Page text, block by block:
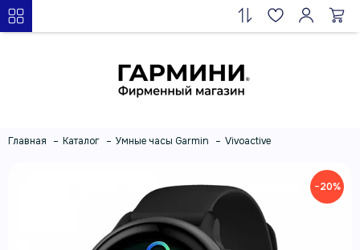
Главная Каталог Умные часы Garmin Vivoactive
−20%